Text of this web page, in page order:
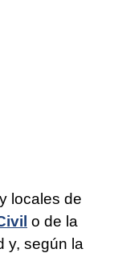
locales de
o de la
y, según la